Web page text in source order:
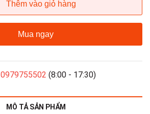
Thêm vào giỏ hàng
Mua ngay
0979755502 (8:00 - 17:30)
MÔ TẢ SẢN PHẨM